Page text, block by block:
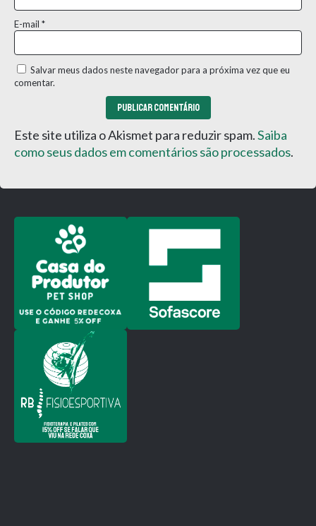
E-mail *
Salvar meus dados neste navegador para a próxima vez que eu
comentar.
Este site utiliza o Akismet para reduzir spam.Saiba
como seus dados em comentários são processados.